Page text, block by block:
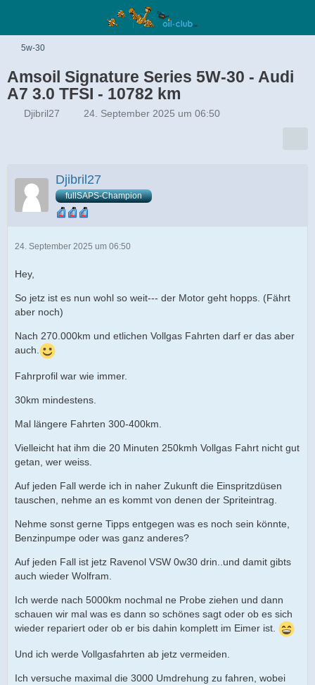
5w-30
Amsoil Signature Series 5W-30 - Audi
A7 3.0 TFSI - 10782 km
Djibril27 24. September 2025 um 06:50
Djibril27
fullSAPS-Champion
24. September 2025 um 06:50
Hey,
So jetz ist es nun wohl so weit--- der Motor geht hopps. (Fährt
aber noch)
Nach 270.000km und etlichen Vollgas Fahrten darf er das aber
auch.
Fahrprofil war wie immer.
30km mindestens.
Mal längere Fahrten 300-400km.
Vielleicht hat ihm die 20 Minuten 250kmh Vollgas Fahrt nicht gut
getan, wer weiss.
Auf jeden Fall werde ich in naher Zukunft die Einspritzdüsen
tauschen, nehme an es kommt von denen der Spriteintrag.
Nehme sonst gerne Tipps entgegen was es noch sein könnte,
Benzinpumpe oder was ganz anderes?
Auf jeden Fall ist jetz Ravenol VSW 0w30 drin..und damit gibts
auch wieder Wolfram.
Ich werde nach 5000km nochmal ne Probe ziehen und dann
schauen wir mal was es dann so schönes sagt oder ob es sich
wieder repariert oder ob er bis dahin komplett im Eimer ist.
Und ich werde Vollgasfahrten ab jetz vermeiden.
Ich versuche maximal die 3000 Umdrehung zu fahren, wobei